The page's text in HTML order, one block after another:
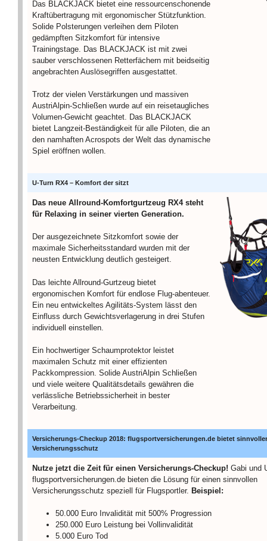
Das BLACKJACK bietet eine ressourcenschonende
Kraftübertragung mit ergonomischer Stützfunktion.
Solide Polsterungen verleihen dem Piloten
gedämpften Sitzkomfort für intensive
Trainingstage. Das BLACKJACK ist mit zwei
sauber verschlossenen Retterfächern mit beidseitig
angebrachten Auslösegriffen ausgestattet.
Trotz der vielen Verstärkungen und massiven
AustriAlpin-Schließen wurde auf ein reisetaugliches
Volumen-Gewicht geachtet. Das BLACKJACK
bietet Langzeit-Beständigkeit für alle Piloten, die an
den namhaften Acrospots der Welt das dynamische
Spiel eröffnen wollen.
U-Turn RX4 – Komfort der sitzt
Das neue Allround-Komfortgurtzeug RX4 steht
für Relaxing in seiner vierten Generation.
Der ausgezeichnete Sitzkomfort sowie der
maximale Sicherheitsstandard wurden mit der
neusten Entwicklung deutlich gesteigert.
Das leichte Allround-Gurtzeug bietet
ergonomischen Komfort für endlose Flug-abenteuer.
Ein neu entwickeltes Agilitäts-System lässt den
Einfluss durch Gewichtsverlagerung in drei Stufen
individuell einstellen.
Ein hochwertiger Schaumprotektor leistet
maximalen Schutz mit einer effizienten
Packkompression. Solide AustriAlpin Schließen
und viele weitere Qualitätsdetails gewähren die
verlässliche Betriebssicherheit in bester
Verarbeitung.
Versicherungs-Checkup 2018: flugsportversicherungen.de bietet
Versicherungsschutz
Nutze jetzt die Zeit für einen Versicherungs-Checkup! Gabi und
flugsportversicherungen.de bieten die Lösung für einen sinnvollen
Versicherungsschutz speziell für Flugsportler. Beispiel:
50.000 Euro Invalidität mit 500% Progression
250.000 Euro Leistung bei Vollinvalidität
5.000 Euro Tod